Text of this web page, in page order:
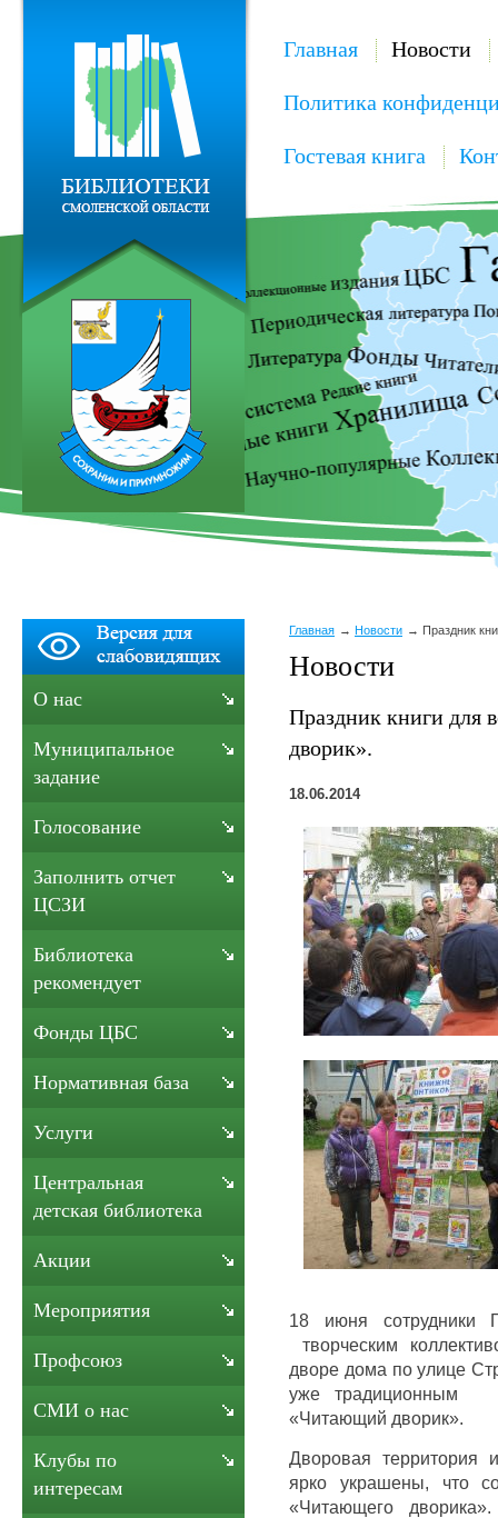
Главная Новости
Политика
Гостевая книга
Главная Новости Праздник
Новости
Праздник книги для
дворик».
18.06.2014
18 июня сотрудники
творческим
дворе дома по улице
уже традиционным
«Читающий дворик».
Дворовая территория
ярко украшены, что
«Читающего
О нас
Муниципальное
задание
Голосование
Заполнить отчет
ЦСЗИ
Библиотека
рекомендует
Фонды ЦБС
Нормативная база
Услуги
Центральная
детская библиотека
Акции
Мероприятия
Профсоюз
СМИ о нас
Клубы по
интересам